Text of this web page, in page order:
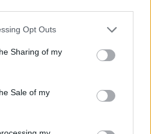
app uses one or more Google
behaviour. You may click to
and its third-party tags to
purposes in below Google
Opt Outs
Sharing of my
Sale of my
i den viktige
for
og menn
i Sverige